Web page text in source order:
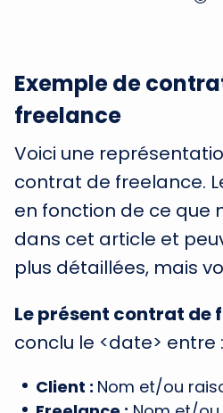
Exemple de
freelance
Voici une
contrat de freelance.
en fonction de ce que
dans cet article et
plus détaillées, mais
Le présent contrat de
conclu le <date> entre :
Client : Nom et/ou